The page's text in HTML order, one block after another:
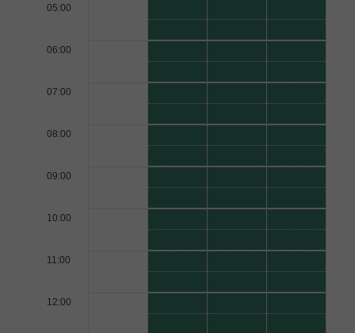
05:00
06:00
07:00
08:00
09:00
10:00
11:00
12:00